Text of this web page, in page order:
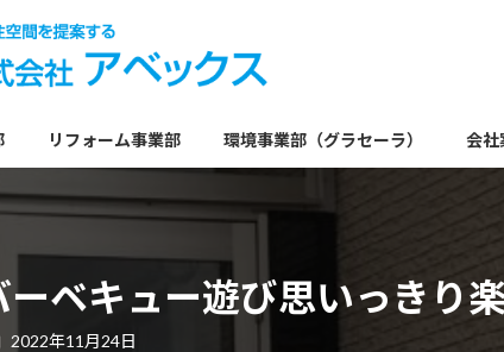
リフォーム事業部 環境事業部（グラセーラ） 会社
ベキュー遊び思いっきり
2022年11月24日